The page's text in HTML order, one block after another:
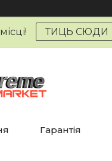
ТИЦЬ СЮДИ
Гарантія